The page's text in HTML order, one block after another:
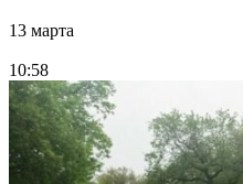
13 марта
10:58